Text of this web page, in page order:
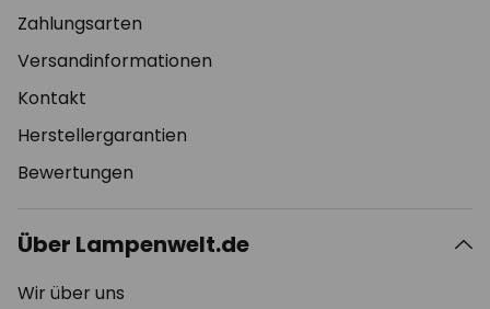
Zahlungsarten
Versandinformationen
Kontakt
Herstellergarantien
Bewertungen
Über Lampenwelt.de
Wir über uns